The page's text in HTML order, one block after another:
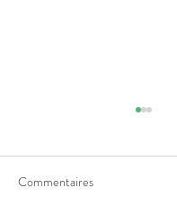
Commentaires